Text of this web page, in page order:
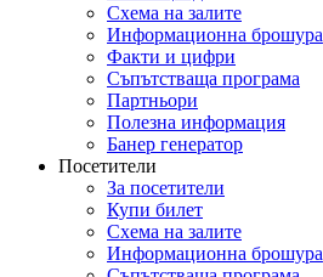
Схема на залите
Информационна брошура
Факти и цифри
Съпътстваща програма
Партньори
Полезна информация
Банер генератор
Посетители
За посетители
Купи билет
Схема на залите
Информационна брошура